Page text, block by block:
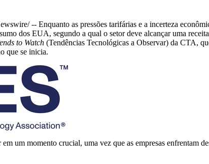
-- Enquanto as pressões tarifárias e a incerteza
dos EUA, segundo a qual o setor deve alcançar uma
to Watch (Tendências Tecnológicas a Observar) da CTA,
que se inicia.
um momento crucial, uma vez que as empresas enfrentam